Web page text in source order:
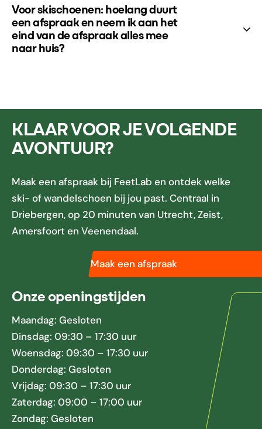
Voor skischoenen: hoelang duurt
een afspraak en neem ik aan het
eind van de afspraak alles mee
naar huis?
KLAAR VOOR JE VOLGENDE
AVONTUUR?
Maak een afspraak bij FeetLab en ontdek welke
ski- of wandelschoen bij jou past. Centraal in
Driebergen, op 20 minuten van Utrecht, Zeist,
Amersfoort en Veenendaal.
Maak een afspraak
Onze openingstijden
Maandag: Gesloten
Dinsdag: 09:30 – 17:30 uur
Woensdag: 09:30 – 17:30 uur
Donderdag: Gesloten
Vrijdag: 09:30 – 17:30 uur
Zaterdag: 09:00 – 17:00 uur
Zondag: Gesloten